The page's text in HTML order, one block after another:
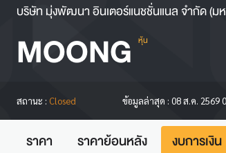
บริษัท มุ่งพัฒนา อินเตอร์แนชชั่นแนล จำกัด (ม
MOONG หุ้น
สถานะ : Closed ข้อมูลล่าสุด : 08 ส.ค. 2569
ราคา ราคาย้อนหลัง งบการเงิน